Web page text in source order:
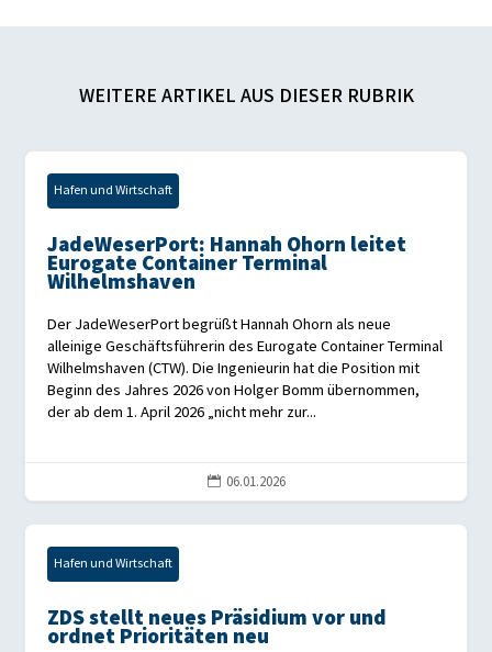
WEITERE ARTIKEL AUS DIESER RUBRIK
Hafen und Wirtschaft
JadeWeserPort: Hannah Ohorn leitet
Eurogate Container Terminal
Wilhelmshaven
Der JadeWeserPort begrüßt Hannah Ohorn als neue
alleinige Geschäftsführerin des Eurogate Container Terminal
Wilhelmshaven (CTW). Die Ingenieurin hat die Position mit
Beginn des Jahres 2026 von Holger Bomm übernommen,
der ab dem 1. April 2026 „nicht mehr zur...
 06.01.2026
Hafen und Wirtschaft
ZDS stellt neues Präsidium vor und
ordnet Prioritäten neu